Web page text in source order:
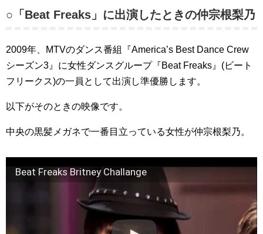
○「Beat Freaks」に出演したときの仲宗根梨乃
2009年、MTVのダンス番組『America’s Best Dance Crew
シーズン3』に女性ダンスグループ『Beat Freaks』(ビート
フリークス)の一員として出演し準優勝します。
以下がそのときの映像です。
中央の黒髪メガネで一番目立っている女性が仲宗根梨乃。
Beat Freaks Britney Challange